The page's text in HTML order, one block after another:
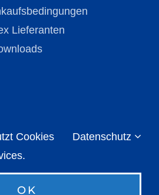
Lieferanten
Guss 2026 | All Rights
InstagramLinkedIn
Cookies
Datenschutz
OK